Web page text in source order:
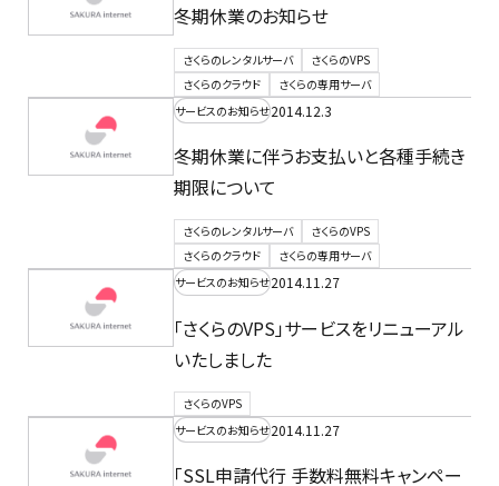
冬期休業のお知らせ
さくらのレンタルサーバ
さくらのVPS
さくらのクラウド
さくらの専用サーバ
サービスのお知らせ2014.12.3
冬期休業に伴うお支払いと各種手続き
期限について
さくらのレンタルサーバ
さくらのVPS
さくらのクラウド
さくらの専用サーバ
サービスのお知らせ2014.11.27
「さくらのVPS」サービスをリニューアル
いたしました
さくらのVPS
サービスのお知らせ2014.11.27
「SSL申請代行 手数料無料キャンペー